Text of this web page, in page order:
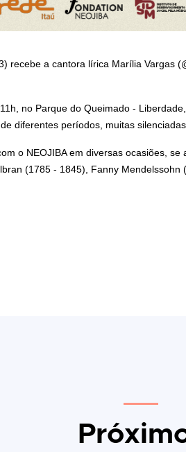
recebe a cantora lírica Marília Vargas
no Parque do Queimado -
diferentes períodos, muitas
o NEOJIBA em diversas ocasiões,
(1785 - 1845), Fanny